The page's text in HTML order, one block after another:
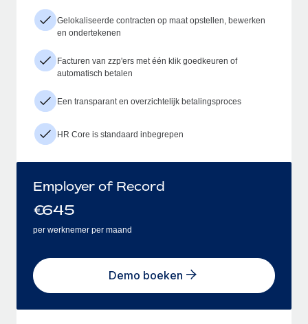
Gelokaliseerde contracten op maat opstellen, bewerken
en ondertekenen
Facturen van zzp'ers met één klik goedkeuren of
automatisch betalen
Een transparant en overzichtelijk betalingsproces
HR Core is standaard inbegrepen
Employer of Record
€645
per werknemer per maand
Demo boeken